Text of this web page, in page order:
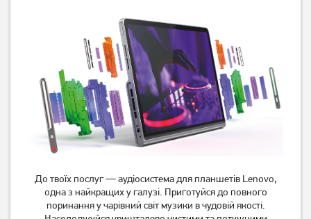
12 939грн
Планшет Samsung Galaxy
Tab A11 LTE 8/128GB Gray
Планшет Samsung Galaxy
Tab A11 Wi-Fi 8/128GB Gray
До твоїх послуг — аудіосистема для планшетів Lenovo,
одна з найкращих у галузі. Приготуйся до повного
поринання у чарівний світ музики в чудовій якості.